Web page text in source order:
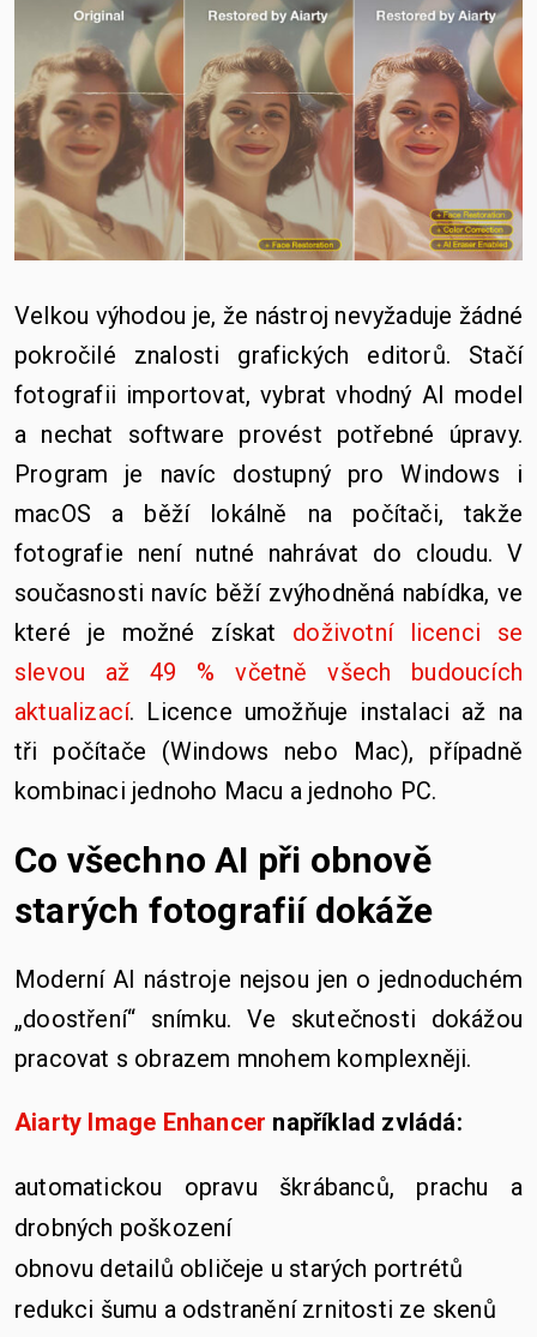
Velkou výhodou je, že nástroj nevyžaduje žádné
pokročilé znalosti grafických editorů. Stačí
fotografii importovat, vybrat vhodný AI model
a nechat software provést potřebné úpravy.
Program je navíc dostupný pro Windows i
macOS a běží lokálně na počítači, takže
fotografie není nutné nahrávat do cloudu. V
současnosti navíc běží zvýhodněná nabídka, ve
které je možné získat doživotní licenci se
slevou až 49 % včetně všech budoucích
aktualizací. Licence umožňuje instalaci až na
tři počítače (Windows nebo Mac), případně
kombinaci jednoho Macu a jednoho PC.
Co všechno AI při obnově
starých fotografií dokáže
Moderní AI nástroje nejsou jen o jednoduchém
„doostření“ snímku. Ve skutečnosti dokážou
pracovat s obrazem mnohem komplexněji.
Aiarty Image Enhancer například zvládá:
automatickou opravu škrábanců, prachu a
drobných poškození
obnovu detailů obličeje u starých portrétů
redukci šumu a odstranění zrnitosti ze skenů